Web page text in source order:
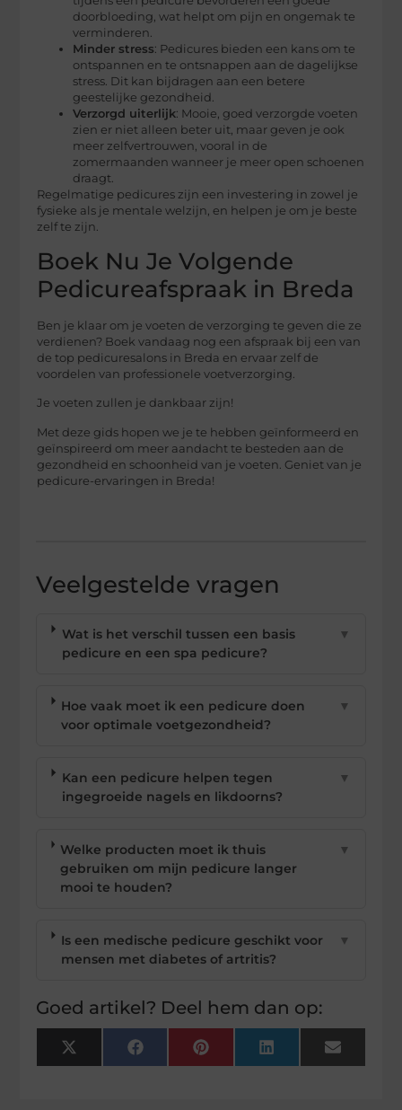
doorbloeding, wat helpt om pijn en ongemak te
verminderen.
Minder stress: Pedicures bieden een kans om te
ontspannen en te ontsnappen aan de dagelijkse
stress. Dit kan bijdragen aan een betere
geestelijke gezondheid.
Verzorgd uiterlijk: Mooie, goed verzorgde voeten
zien er niet alleen beter uit, maar geven je ook
meer zelfvertrouwen, vooral in de
zomermaanden wanneer je meer open schoenen
draagt.
Regelmatige pedicures zijn een investering in zowel je
fysieke als je mentale welzijn, en helpen je om je beste
zelf te zijn.
Boek Nu Je Volgende
Pedicureafspraak in Breda
Ben je klaar om je voeten de verzorging te geven die ze
verdienen? Boek vandaag nog een afspraak bij een van
de top pedicuresalons in Breda en ervaar zelf de
voordelen van professionele voetverzorging.
Je voeten zullen je dankbaar zijn!
Met deze gids hopen we je te hebben geïnformeerd en
geïnspireerd om meer aandacht te besteden aan de
gezondheid en schoonheid van je voeten. Geniet van je
pedicure-ervaringen in Breda!
Veelgestelde vragen
Wat is het verschil tussen een basis
pedicure en een spa pedicure?
▼
Hoe vaak moet ik een pedicure doen
voor optimale voetgezondheid?
▼
Kan een pedicure helpen tegen
ingegroeide nagels en likdoorns?
▼
Welke producten moet ik thuis
gebruiken om mijn pedicure langer
mooi te houden?
▼
Is een medische pedicure geschikt voor
mensen met diabetes of artritis?
▼
Goed artikel? Deel hem dan op:
X
(Twitter)
FacebookPinterest LinkedIn Email